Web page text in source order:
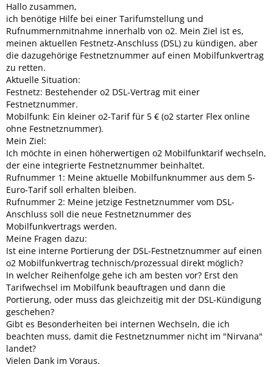
Hallo zusammen,
ich benötige Hilfe bei einer Tarifumstellung und
Rufnummernmitnahme innerhalb von o2. Mein Ziel ist es,
meinen aktuellen Festnetz-Anschluss (DSL) zu kündigen, aber
die dazugehörige Festnetznummer auf einen Mobilfunkvertrag
zu retten.
Aktuelle Situation:
Festnetz: Bestehender o2 DSL-Vertrag mit einer
Festnetznummer.
Mobilfunk: Ein kleiner o2-Tarif für 5 € (o2 starter Flex online
ohne Festnetznummer).
Mein Ziel:
Ich möchte in einen höherwertigen o2 Mobilfunktarif wechseln,
der eine integrierte Festnetznummer beinhaltet.
Rufnummer 1: Meine aktuelle Mobilfunknummer aus dem 5-
Euro-Tarif soll erhalten bleiben.
Rufnummer 2: Meine jetzige Festnetznummer vom DSL-
Anschluss soll die neue Festnetznummer des
Mobilfunkvertrags werden.
Meine Fragen dazu:
Ist eine interne Portierung der DSL-Festnetznummer auf einen
o2 Mobilfunkvertrag technisch/prozessual direkt möglich?
In welcher Reihenfolge gehe ich am besten vor? Erst den
Tarifwechsel im Mobilfunk beauftragen und dann die
Portierung, oder muss das gleichzeitig mit der DSL-Kündigung
geschehen?
Gibt es Besonderheiten bei internen Wechseln, die ich
beachten muss, damit die Festnetznummer nicht im "Nirvana"
landet?
Vielen Dank im Voraus.